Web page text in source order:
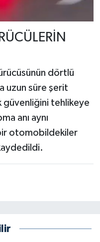
dörtlü
uzun süre şerit
tehlikeye
anı aynı
otomobildekiler